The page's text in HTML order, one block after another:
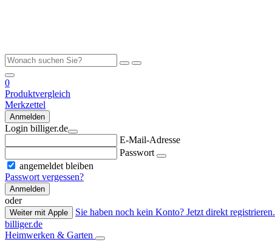
0
Produktvergleich
Merkzettel
Anmelden
Login billiger.de
E-Mail-Adresse
Passwort
angemeldet bleiben
Passwort vergessen?
Anmelden
oder
Weiter mit Apple
Sie haben noch kein Konto? Jetzt direkt registrieren.
billiger.de
Heimwerken & Garten